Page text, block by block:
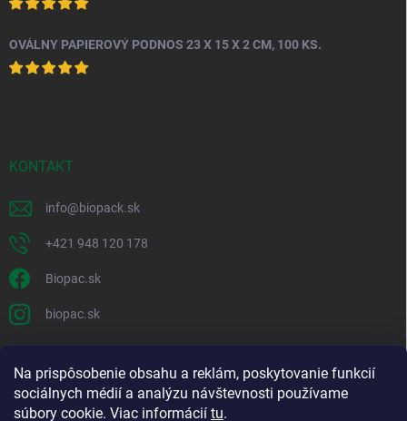
Na prispôsobenie obsahu a reklám, poskytovanie funkcií
sociálnych médií a analýzu návštevnosti používame
súbory cookie. Viac informácií tu.
OVÁLNY PAPIEROVÝ PODNOS 23 X 15 X 2 CM, 100 KS.
KONTAKT
info@biopack.sk
+421 948 120 178
Biopac.sk
biopac.sk
Good E-shops have logic. SALELOGICS